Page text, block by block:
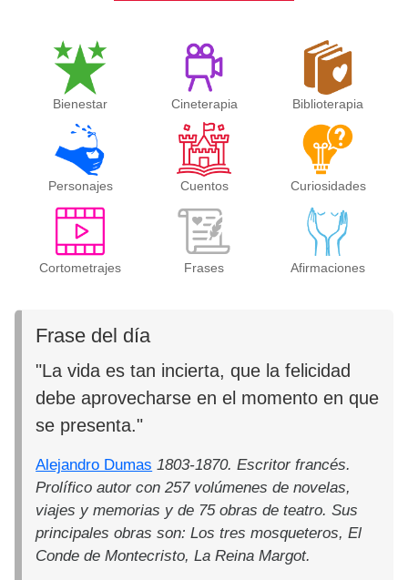
Bienestar Cineterapia Biblioterapia
Personajes Cuentos Curiosidades
Cortometrajes Frases Afirmaciones
Frase del día
"La vida es tan incierta, que la felicidad
debe aprovecharse en el momento en que
se presenta."
Alejandro Dumas 1803-1870. Escritor francés.
Prolífico autor con 257 volúmenes de novelas,
viajes y memorias y de 75 obras de teatro. Sus
principales obras son: Los tres mosqueteros, El
Conde de Montecristo, La Reina Margot.